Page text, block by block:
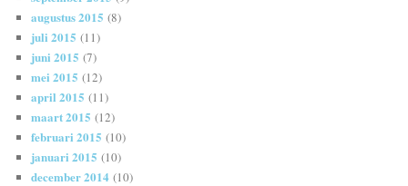
augustus 2015 (8)
juli 2015 (11)
juni 2015 (7)
mei 2015 (12)
april 2015 (11)
maart 2015 (12)
februari 2015 (10)
januari 2015 (10)
december 2014 (10)